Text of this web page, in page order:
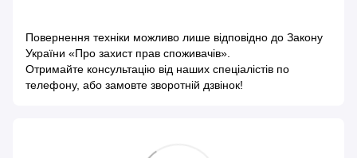
Повернення техніки можливо лише відповідно до Закону
України «Про захист прав споживачів»
Отримайте консультацію від наших спеціалістів по
телефону, або замовте зворотній дзвінок!